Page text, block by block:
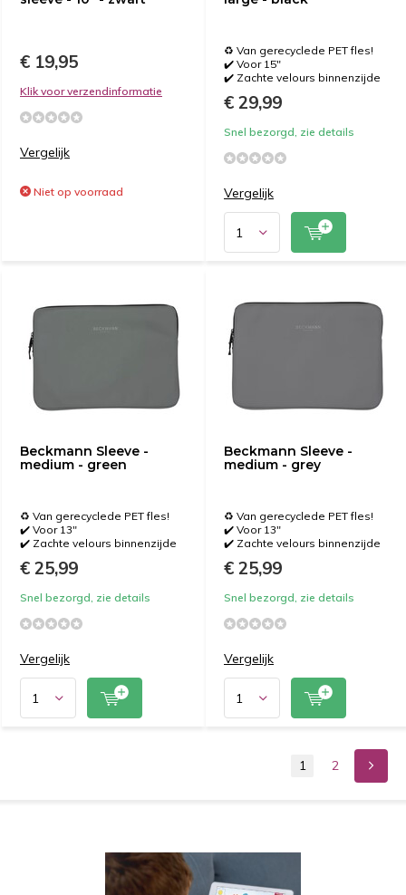
€ 19,95
Klik voor verzendinformatie
Vergelijk
Niet op voorraad
♻️ Van gerecyclede PET fles!
✔️ Voor 15"
✔️ Zachte velours binnenzijde
€ 29,99
Snel bezorgd, zie details
Vergelijk
Beckmann Sleeve -
medium - green
♻️ Van gerecyclede PET fles!
✔️ Voor 13"
✔️ Zachte velours binnenzijde
€ 25,99
Snel bezorgd, zie details
Vergelijk
Beckmann Sleeve -
medium - grey
♻️ Van gerecyclede PET fles!
✔️ Voor 13"
✔️ Zachte velours binnenzijde
€ 25,99
Snel bezorgd, zie details
Vergelijk
1 2